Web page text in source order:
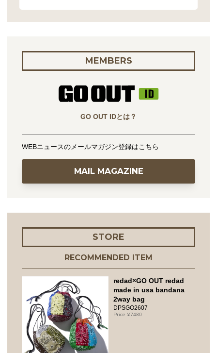
MEMBERS
GO OUT IDとは？
WEBニュースのメールマガジン登録はこちら
MAIL MAGAZINE
STORE
RECOMMENDED ITEM
redad×GO OUT redad
made in usa bandana
2way bag
DPSGO2607
7480